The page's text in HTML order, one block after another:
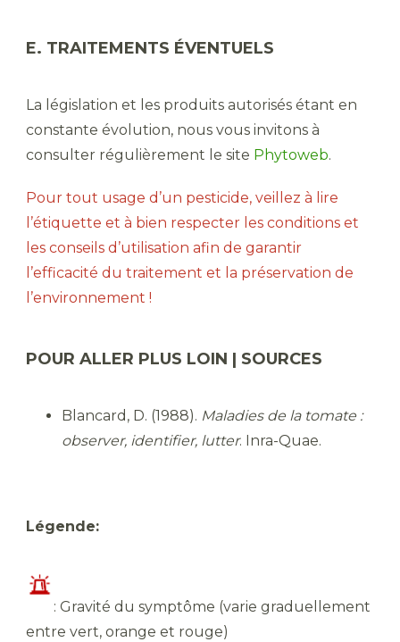
E. TRAITEMENTS ÉVENTUELS
La législation et les produits autorisés étant en
constante évolution, nous vous invitons à
consulter régulièrement le site Phytoweb.
Pour tout usage d’un pesticide, veillez à lire
l’étiquette et à bien respecter les conditions et
les conseils d’utilisation afin de garantir
l’efficacité du traitement et la préservation de
l’environnement !
POUR ALLER PLUS LOIN | SOURCES
Blancard, D. (1988). Maladies de la tomate :
observer, identifier, lutter. Inra-Quae.
Légende:
​: Gravité du symptôme (varie graduellement
entre vert, orange et rouge)